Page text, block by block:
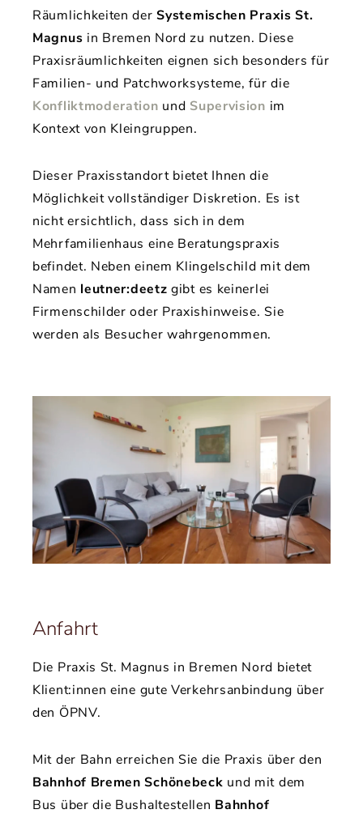
Räumlichkeiten derSystemischen Praxis St.
Magnus in Bremen Nord zu nutzen. Diese
Praxisräumlichkeiten eignen sich besonders für
Familien- und Patchworksysteme, für die
Konfliktmoderation und Supervision im
Kontext von Kleingruppen.
Dieser Praxisstandort bietet Ihnen die
Möglichkeit vollständiger Diskretion. Es ist
nicht ersichtlich, dass sich in dem
Mehrfamilienhaus eine Beratungspraxis
befindet. Neben einem Klingelschild mit dem
Namen leutner:deetz gibt es keinerlei
Firmenschilder oder Praxishinweise. Sie
werden als Besucher wahrgenommen.
Anfahrt
Die Praxis St. Magnus in Bremen Nord bietet
Klient:innen eine gute Verkehrsanbindung über
den ÖPNV.
Mit der Bahn erreichen Sie die Praxis über den
Bahnhof Bremen Schönebeck und mit dem
Bus über die Bushaltestellen Bahnhof